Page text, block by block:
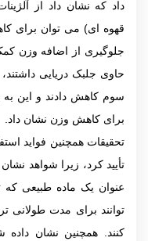
داد که نشان داد از
قهوه ای) می توان برای
جلوگیری از اضافه وزن
‌حاوی جلبک دریایی
سوم کاهش دادند و این به
برای کاهش وزن نشان داد.
تحقیقات همچنین فواید
تأیید کرد، زیرا شواهد
عنوان یک ماده طبیعی که
توانند برای مدت طولانی
کنند. همچنین نشان